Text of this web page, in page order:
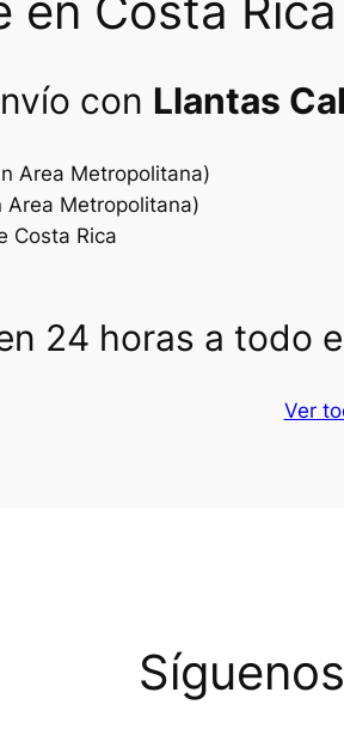
con Llantas
Area Metropolitana)
Metropolitana)
Costa Rica
24 horas a todo
Ver